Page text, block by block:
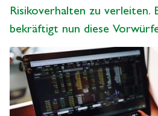
Risikoverhalten zu verleiten.
bekräftigt nun diese